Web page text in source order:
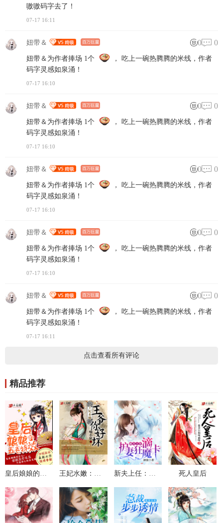
嗷嗷码字去了！
07-17 16:11
妞带＆ 0 0
妞带＆为作者捧场 1个
， 吃上一碗热腾腾的米线，作者
码字灵感如泉涌！
07-17 16:10
妞带＆ 0 0
妞带＆为作者捧场 1个
， 吃上一碗热腾腾的米线，作者
码字灵感如泉涌！
07-17 16:10
妞带＆ 0 0
妞带＆为作者捧场 1个
， 吃上一碗热腾腾的米线，作者
码字灵感如泉涌！
07-17 16:10
妞带＆ 0 0
妞带＆为作者捧场 1个
， 吃上一碗热腾腾的米线，作者
码字灵感如泉涌！
07-17 16:10
妞带＆ 0 0
妞带＆为作者捧场 1个
， 吃上一碗热腾腾的米线，作者
码字灵感如泉涌！
07-17 16:11
点击查看所有评论
精品推荐
死人皇后